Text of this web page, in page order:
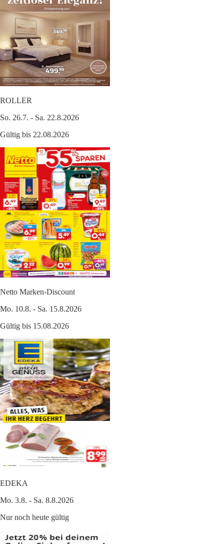
ROLLER
So. 26.7. - Sa. 22.8.2026
Gültig bis 22.08.2026
Netto Marken-Discount
Mo. 10.8. - Sa. 15.8.2026
Gültig bis 15.08.2026
EDEKA
Mo. 3.8. - Sa. 8.8.2026
Nur noch heute gültig